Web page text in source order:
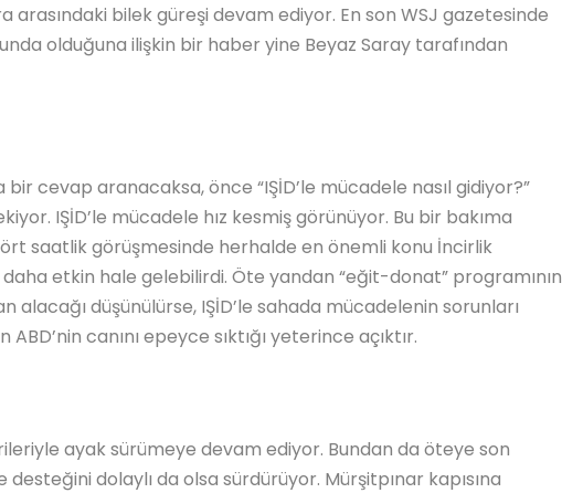
arasındaki bilek güreşi devam ediyor. En son WSJ gazetesinde
olduğuna ilişkin bir haber yine Beyaz Saray tarafından
bir cevap aranacaksa, önce “IŞİD’le mücadele nasıl gidiyor?”
IŞİD’le mücadele hız kesmiş görünüyor. Bu bir bakıma
saatlik görüşmesinde herhalde en önemli konu İncirlik
daha etkin hale gelebilirdi. Öte yandan “eğit-donat” programının
alacağı düşünülürse, IŞİD’le sahada mücadelenin sorunları
canını epeyce sıktığı yeterince açıktır.
ayak sürümeye devam ediyor. Bundan da öteye son
dolaylı da olsa sürdürüyor. Mürşitpınar kapısına